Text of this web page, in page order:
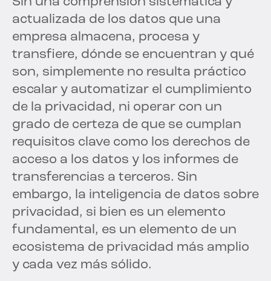
actualizada de los datos que una
empresa almacena, procesa y
transfiere, dónde se encuentran y qué
son, simplemente no resulta práctico
escalar y automatizar el cumplimiento
de la privacidad, ni operar con un
grado de certeza de que se cumplan
requisitos clave como los derechos de
acceso a los datos y los informes de
transferencias a terceros. Sin
embargo, la inteligencia de datos sobre
privacidad, si bien es un elemento
fundamental, es un elemento de un
ecosistema de privacidad más amplio
y cada vez más sólido.